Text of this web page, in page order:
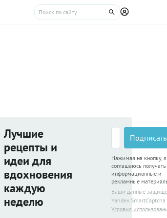
Лучшие
рецепты и
идеи для
вдохновения
каждую
неделю
Нажимая на кнопку, я
соглашаюсь получать
информационные и
рекламные
Ваши данные
Yandex SmartCaptcha
Условия